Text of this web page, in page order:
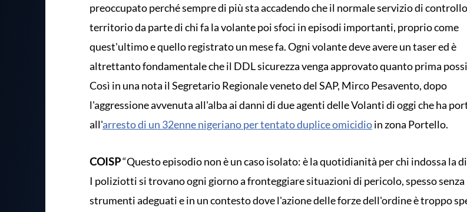
preoccupato perché sempre di più sta accadendo che il normale servizio di
territorio da parte di chi fa la volante poi sfoci in episodi importanti, proprio come
quest'ultimo e quello registrato un mese fa. Ogni volante deve avere un taser ed è
altrettanto fondamentale che il DDL sicurezza venga approvato quanto prima
Così in una nota il Segretario Regionale veneto del SAP, Mirco Pesavento, dopo
l'aggressione avvenuta all'alba ai danni di due agenti delle Volanti di oggi che ha
all'arresto di un 32enne nigeriano per tentato duplice omicidioin zona Portello.
COISP“Questo episodio non è un caso isolato: è la quotidianità per chi indossa la
I poliziotti si trovano ogni giorno a fronteggiare situazioni di pericolo, spesso senza
strumenti adeguati e in un contesto dove l'azione delle forze dell'ordine è troppo